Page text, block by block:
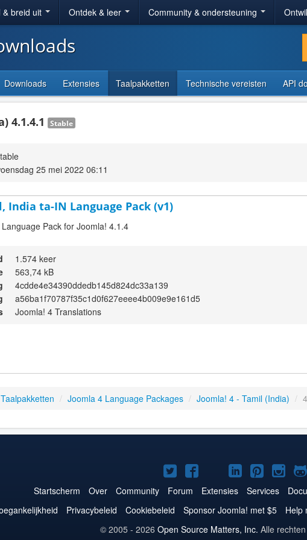
& breid uit Ontdek & leer Community & ondersteuning
Downloads Extensies Taalpakketten Technische vereisten API
4.1.4.1 Stable
25 mei 2022 06:11
India ta-IN Language Pack (v1)
Pack for Joomla! 4.1.4
1.574 keer
563,74 kB
4cdde4e34390ddedb145d824dc33a139
a56ba1f70787f35c1d0f627eeee4b009e9e161d5
Joomla! 4 Translations
Taalpakketten / Joomla 4 Language Packages / Joomla! 4 - Tamil (India) /
Joomla!
op
Twitter
Joomla!
op
Facebook
Joomla!
op
YouTube
Joomla!
op
LinkedIn
Joomla!
op
op
Startscherm Over Community Forum Extensies Services
Privacybeleid Cookiebeleid Sponsor Joomla! met $5 Help
© 2005 - 2026 Open Source Matters, Inc. Alle